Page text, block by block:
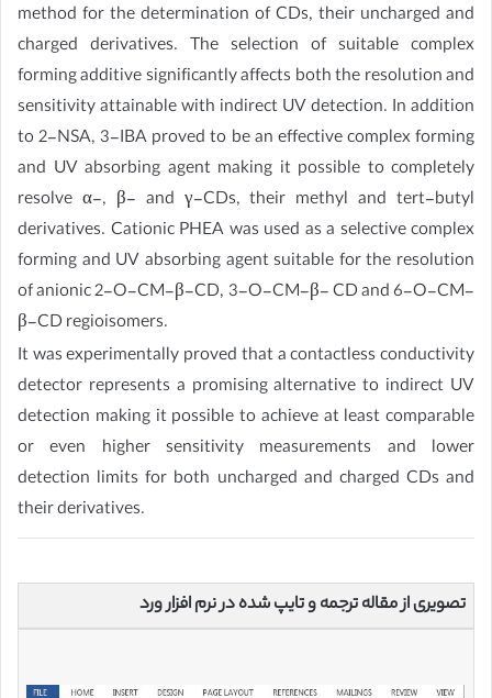
method for the determination of CDs, their uncharged and
charged derivatives. The selection of suitable complex
forming additive significantly affects both the resolution and
sensitivity attainable with indirect UV detection. In addition
to 2-NSA, 3-IBA proved to be an effective complex forming
and UV absorbing agent making it possible to completely
resolve α-, β- and γ-CDs, their methyl and tert-butyl
derivatives. Cationic PHEA was used as a selective complex
forming and UV absorbing agent suitable for the resolution
of anionic 2-O-CM-β-CD, 3-O-CM-β- CD and 6-O-CM-
β-CD regioisomers.
It was experimentally proved that a contactless conductivity
detector represents a promising alternative to indirect UV
detection making it possible to achieve at least comparable
or even higher sensitivity measurements and lower
detection limits for both uncharged and charged CDs and
their derivatives.
تصویری از مقاله ترجمه و تایپ شده در نرم افزار ورد